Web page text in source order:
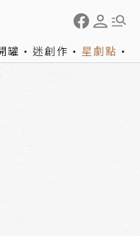
罐 迷創作 星劇點